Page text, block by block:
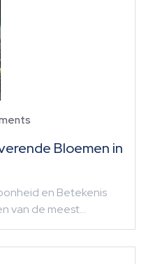
Bloemen in
en Betekenis
van de meest…